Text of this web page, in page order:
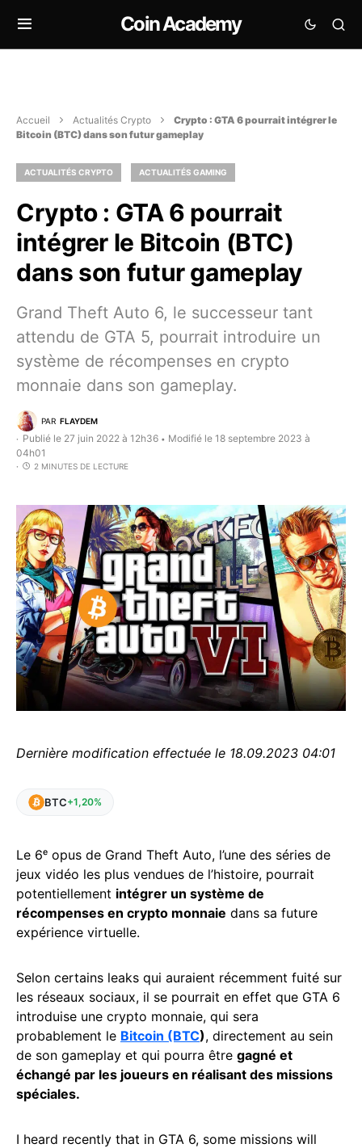
Coin Academy
Accueil Actualités Crypto
Crypto : GTA 6 pourrait intégrer le
Bitcoin (BTC) dans son futur gameplay
ACTUALITÉS CRYPTO ACTUALITÉS GAMING
Crypto : GTA 6 pourrait
intégrer le Bitcoin (BTC)
dans son futur gameplay
Grand Theft Auto 6, le successeur tant
attendu de GTA 5, pourrait introduire un
système de récompenses en crypto
monnaie dans son gameplay.
PAR FLAYDEM
Publié le 27 juin 2022 à 12h36 • Modifié le 18 septembre 2023 à
04h01
2 MINUTES DE LECTURE
Dernière modification effectuée le 18.09.2023 04:01
BTC+1,20%
Le 6ᵉ opus de Grand Theft Auto, l’une des séries de
jeux vidéo les plus vendues de l’histoire, pourrait
potentiellement intégrer un système de
récompenses en crypto monnaie dans sa future
expérience virtuelle.
Selon certains leaks qui auraient récemment fuité sur
les réseaux sociaux, il se pourrait en effet que GTA 6
introduise une crypto monnaie, qui sera
probablement le Bitcoin (BTC), directement au sein
de son gameplay et qui pourra être gagné et
échangé par les joueurs en réalisant des missions
spéciales.
I heard recently that in GTA 6, some missions will